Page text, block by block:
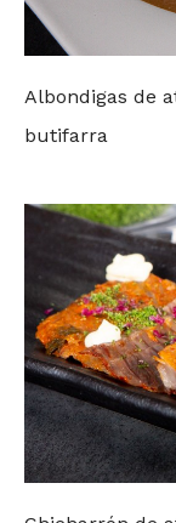
Albondigas de
butifarra